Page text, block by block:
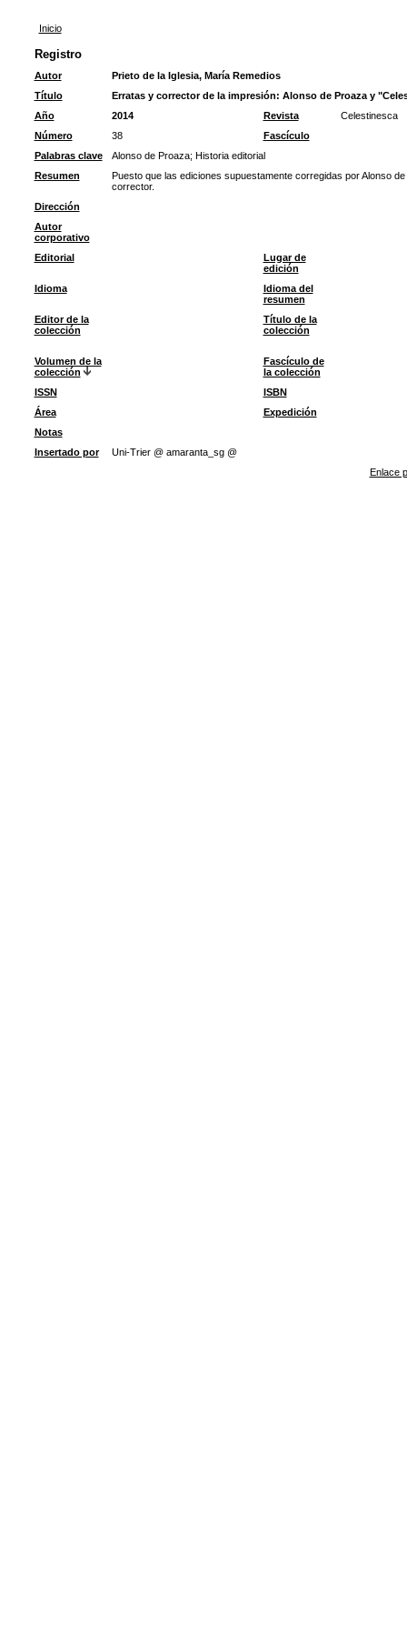
Inicio
Registro
Autor
Prieto de la Iglesia, María Remedios
Título
Erratas y corrector de la impresión: Alonso de Proaza y
Año
2014 Revista
Celestinesca
Número
38
Fascículo
Palabras clave
Alonso de Proaza; Historia editorial
Resumen
Puesto que las ediciones supuestamente corregidas por Alonso
corrector.
Dirección
Autor
corporativo
Editorial
Lugar de
edición
Idioma
Idioma del
resumen
Editor de la
colección
Título de la
colección
Volumen de la
colección
Fascículo de
la colección
ISSN
ISBN
Área
Expedición
Notas
Insertado por
Uni-Trier @ amaranta_sg @
Enlace